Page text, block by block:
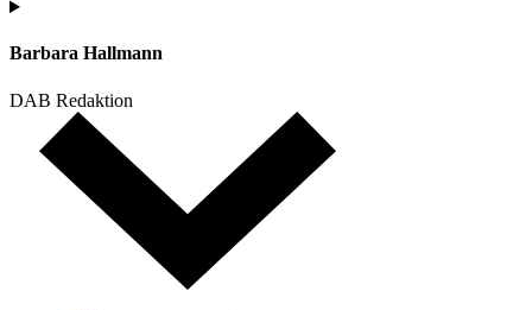
Barbara Hallmann
DAB Redaktion